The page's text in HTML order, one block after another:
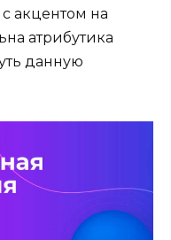
акцентом на
атрибутика
данную